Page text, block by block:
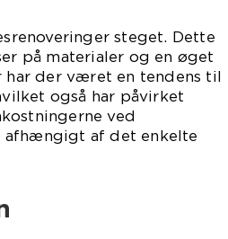
steget. Dette
på materialer og en øget
har der været en tendens til
også har påvirket
ved
afhængigt af det enkelte